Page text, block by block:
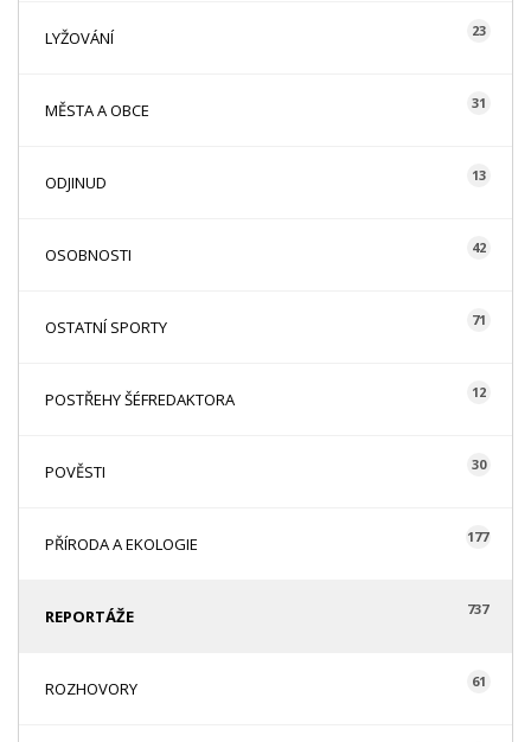
LYŽOVÁNÍ 23
MĚSTA A OBCE 31
ODJINUD 13
OSOBNOSTI 42
OSTATNÍ SPORTY 71
POSTŘEHY ŠÉFREDAKTORA 12
POVĚSTI 30
PŘÍRODA A EKOLOGIE 177
REPORTÁŽE 737
ROZHOVORY 61